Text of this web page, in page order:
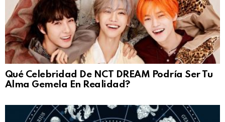
Qué Celebridad De NCT DREAM Podría Ser Tu
Alma Gemela En Realidad?